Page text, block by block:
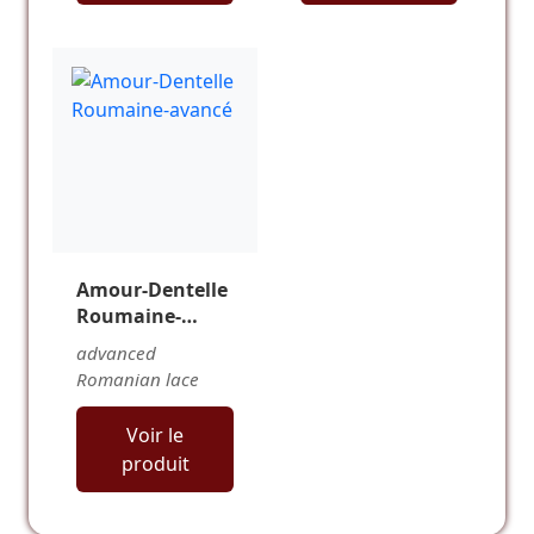
Amour-Dentelle
Roumaine-
avancé
advanced
Romanian lace
Voir le
produit